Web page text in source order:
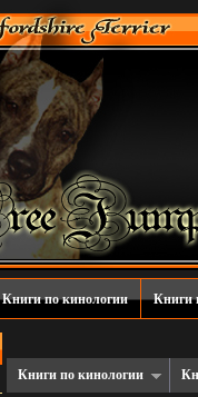
Книги по кинологии Книги
Книги по кинологии